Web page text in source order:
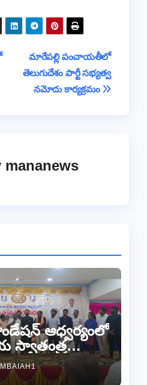
a
d
s
y
Li
n
k
a
g
e
a
m
మారేపల్లి పంచాయతీలో
తెలుగుదేశం పార్టీ సభ్యత్వ
నమోదు కార్యక్రమం
mananews
ఆధ్వర్యంలో